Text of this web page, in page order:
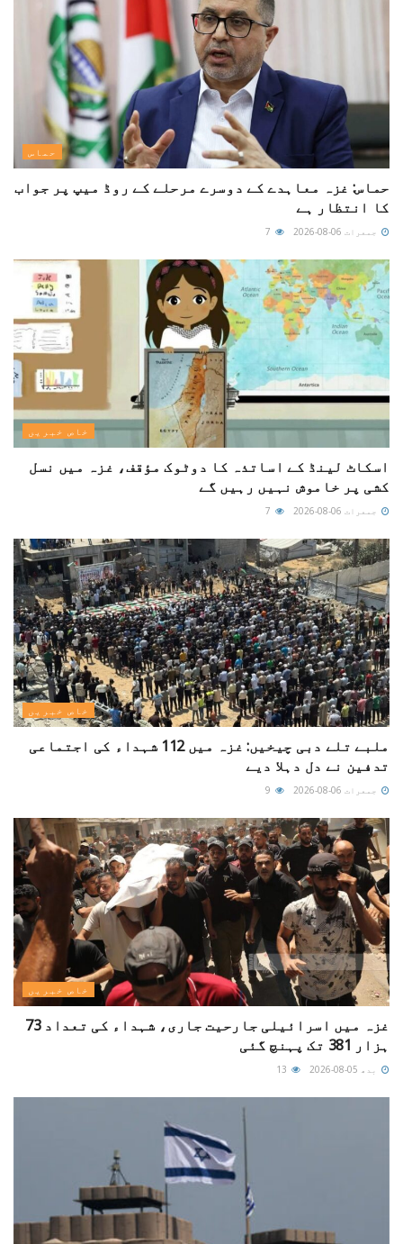
حماس
حماس: غزہ معاہدے کے دوسرے مرحلے کے روڈ میپ پر جواب
کا انتظار ہے
جمعرات 06-08-2026
خاص خبریں
اسکاٹ لینڈ کے اساتذہ کا دوٹوک مؤقف، غزہ میں نسل
کشی پر خاموش نہیں رہیں گے
جمعرات 06-08-2026
خاص خبریں
ملبے تلے دبی چیخیں: غزہ میں 112 شہداء کی اجتماعی
تدفین نے دل دہلا دیے
جمعرات 06-08-2026
خاص خبریں
غزہ میں اسرائیلی جارحیت جاری، شہداء کی تعداد 73
ہزار 381 تک پہنچ گئی
بدھ 05-08-2026